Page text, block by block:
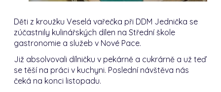
Děti z kroužku Veselá vařečka při DDM Jednička se
zúčastnily kulinářských dílen na Střední škole
gastronomie a služeb v Nové Pace.
Již absolvovali dílničku v pekárně a cukrárně a už teď
se těší na práci v kuchyni. Poslední návštěva nás
čeká na konci listopadu.